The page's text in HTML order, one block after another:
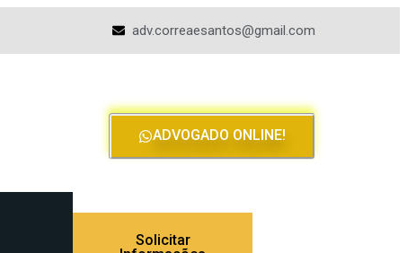
adv.correaesantos@gmail.com
ADVOGADO ONLINE!
Solicitar